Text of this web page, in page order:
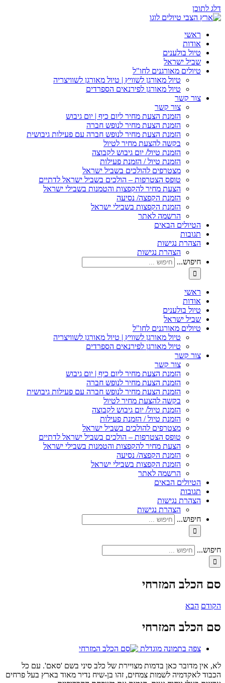
דלג לתוכן
ראשי
אודות
טיול בולענים
שביל ישראל
טיולים מאורגנים לחו"ל
טיול מאורגן לשוויץ | טיול מאורגן לשוויצריה
טיול מאורגן לפירנאים הספרדים
צור קשר
צור קשר
הזמנת הצעת מחיר ליום כיף | יום גיבוש
הזמנת הצעת מחיר לנופש חברה
הזמנת הצעת מחיר לנופש חברה עם פעילות גיבושית
בקשה להצעת מחיר לטיול
הזמנת טיול/ יום גיבוש לקבוצה
הזמנת טיול / הזמנת פעילות
מצטרפים להולכים בשביל ישראל
טופס הצטרפות – הולכים בשביל ישראל לדתיים
הצעת מחיר להקפצות והטמנות בשבילי ישראל
הזמנת הקפצה/ נסיעה
הזמנת הקפצות בשבילי ישראל
הרשמה לאתר
הטיולים הבאים
תגובות
הצהרת נגישות
הצהרת נגישות
חיפוש...
ראשי
אודות
טיול בולענים
שביל ישראל
טיולים מאורגנים לחו"ל
טיול מאורגן לשוויץ | טיול מאורגן לשוויצריה
טיול מאורגן לפירנאים הספרדים
צור קשר
צור קשר
הזמנת הצעת מחיר ליום כיף | יום גיבוש
הזמנת הצעת מחיר לנופש חברה
הזמנת הצעת מחיר לנופש חברה עם פעילות גיבושית
בקשה להצעת מחיר לטיול
הזמנת טיול/ יום גיבוש לקבוצה
הזמנת טיול / הזמנת פעילות
מצטרפים להולכים בשביל ישראל
טופס הצטרפות – הולכים בשביל ישראל לדתיים
הצעת מחיר להקפצות והטמנות בשבילי ישראל
הזמנת הקפצה/ נסיעה
הזמנת הקפצות בשבילי ישראל
הרשמה לאתר
הטיולים הבאים
תגובות
הצהרת נגישות
הצהרת נגישות
חיפוש...
חיפוש...
סם הכלב המזרחי
הקודם הבא
סם הכלב המזרחי
צפה בתמונה מוגדלת
לא, אין מדובר כאן בדמות מצויירת של כלב סיני בשם 'סאם'. עם כל
הכבוד לאקדמיה לשמות צמחים, זהו בן-שיח נדיר מאוד בארץ בעל פרחים